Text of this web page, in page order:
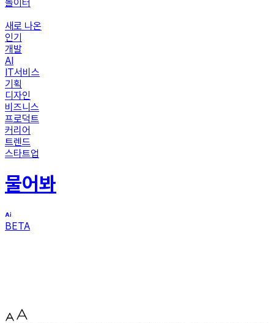
놀이터
새로 나온
인기
개발
AI
IT서비스
기획
디자인
비즈니스
프로덕트
커리어
트렌드
스타트업
물어봐
BETA